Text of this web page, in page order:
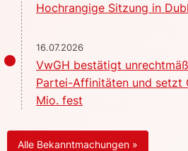
Hochrangige Sitzung in
16.07.2026
VwGH bestätigt
Partei-Affinitäten und setzt
Mio. fest
Alle Bekanntmachungen »